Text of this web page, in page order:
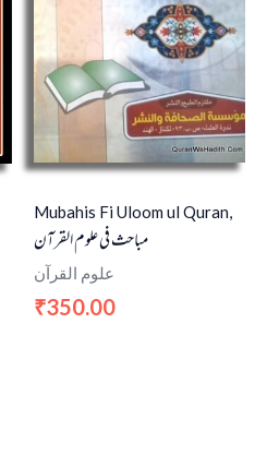
Mubahis Fi Uloom ul Quran,
مباحث في علوم القرآن
علوم القرآن
₹350.00